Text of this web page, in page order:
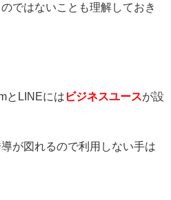
ではないことも理解しておき
とLINEには ビジネスユースが設
が図れるので利用しない手は